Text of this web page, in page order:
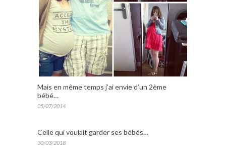
Mais en même temps j’ai envie d’un 2ème
bébé…
05/07/2014
Celle qui voulait garder ses bébés…
30/03/2018